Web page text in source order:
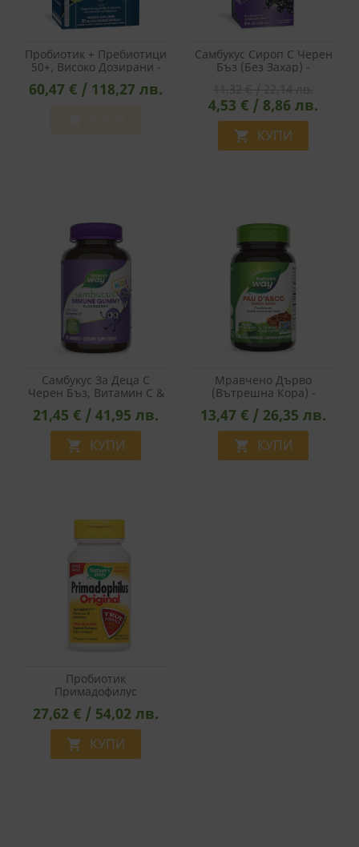
Пробиотик + Пребиотици
50+, Високо Дозирани -
Fortify Age 50+ Probiotic
Extra Strength, 50 Млрд.
60,47 € / 118,27 лв.
Самбукус Сироп С Черен
Бъз (без Захар) -
4,53 € / 8,86 лв.
 КУПИ
Самбукус За Деца С
Черен Бъз, Витамин С &
Цинк, 60 Желирани
Таблетки
21,45 € / 41,95 лв.
 КУПИ
Мравчено Дърво
(вътрешна Кора) -
Мощна Подкрепа За
Имунното Здраве, 100
Капсули
13,47 € / 26,35 лв.
 КУПИ
Пробиотик
Примадофилус
Ориджинал – Ежедневна
Грижа - Primadophilus
Original, 5 Млрд. Активни
Пробиотици, 90 Капсули
27,62 € / 54,02 лв.
 КУПИ